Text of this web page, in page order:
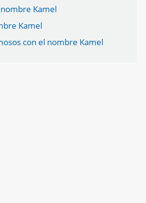
Kamel
Kamel
con el nombre Kamel